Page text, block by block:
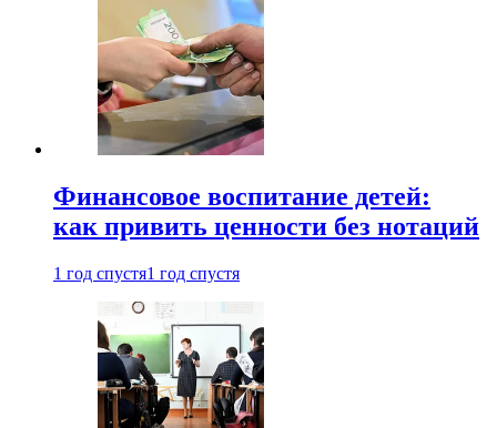
Финансовое воспитание детей:
как привить ценности без нотаций
1 год спустя1 год спустя